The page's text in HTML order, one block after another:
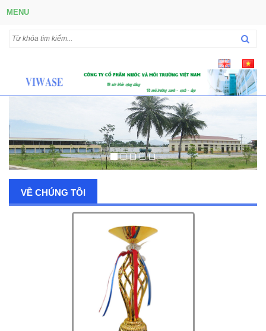
MENU
VỀ CHÚNG TÔI